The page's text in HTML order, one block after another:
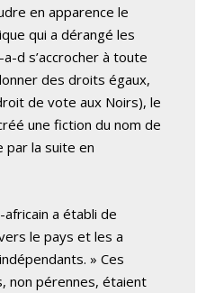
en apparence le
qui a dérangé les
d s’accrocher à toute
des droits égaux,
de vote aux Noirs), le
une fiction du nom de
par la suite en
a établi de
le pays et les a
» Ces
non pérennes, étaient